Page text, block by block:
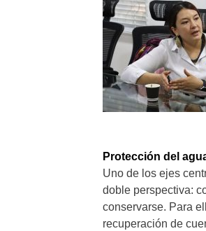
Protección del
Uno de los ejes
doble perspectiva:
conservarse. Para
recuperación de